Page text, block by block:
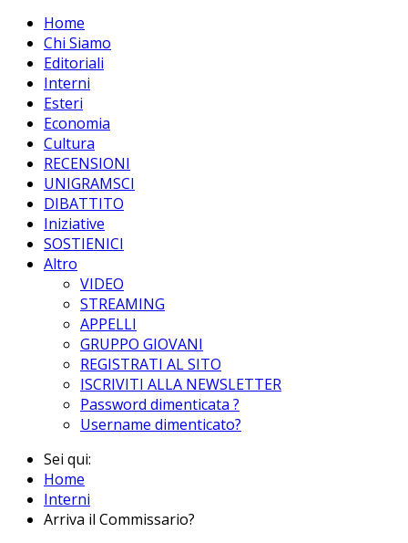
Home
Chi Siamo
Editoriali
Interni
Esteri
Economia
Cultura
RECENSIONI
UNIGRAMSCI
DIBATTITO
Iniziative
SOSTIENICI
Altro
VIDEO
STREAMING
APPELLI
GRUPPO GIOVANI
REGISTRATI AL SITO
ISCRIVITI ALLA NEWSLETTER
Password dimenticata ?
Username dimenticato?
Sei qui:
Home
Interni
Arriva il Commissario?